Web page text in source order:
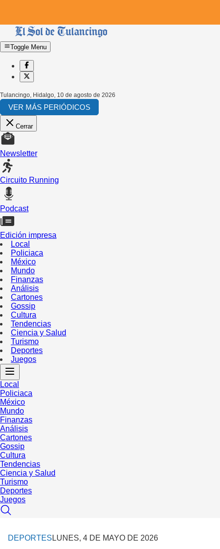
Toggle Menu
Tulancingo, Hidalgo, 10 de agosto de 2026
VER MÁS PERIÓDICOS
Cerrar
Newsletter
Circuito Running
Podcast
Edición impresa
Local
Policiaca
México
Mundo
Finanzas
Análisis
Cartones
Gossip
Cultura
Tendencias
Ciencia y Salud
Turismo
Deportes
Juegos
Local
Policiaca
México
Mundo
Finanzas
Análisis
Cartones
Gossip
Cultura
Tendencias
Ciencia y Salud
Turismo
Deportes
Juegos
DEPORTES LUNES, 4 DE MAYO DE 2026